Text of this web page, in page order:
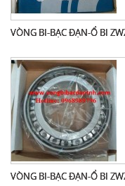
VÒNG BI-BẠC ĐẠN-Ổ BI
VÒNG BI-BẠC ĐẠN-Ổ BI